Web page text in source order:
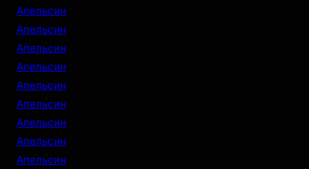
Апельсин
Апельсин
Апельсин
Апельсин
Апельсин
Апельсин
Апельсин
Апельсин
Апельсин